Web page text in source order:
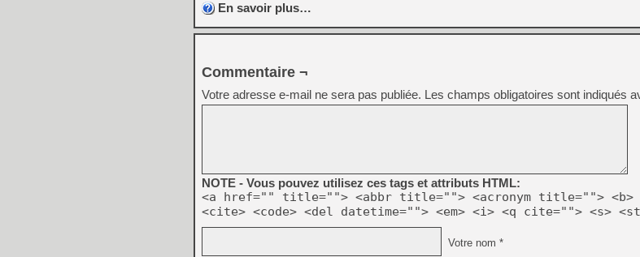
En savoir plus…
Commentaire ¬
Votre adresse e-mail ne sera pas publiée. Les champs obligatoires sont indiqués
NOTE - Vous pouvez utilisez ces tags et attributs HTML:
<a href="" title=""> <abbr title=""> <acronym title=""> <b>
<cite> <code> <del datetime=""> <em> <i> <q cite=""> <s>
Votre nom *